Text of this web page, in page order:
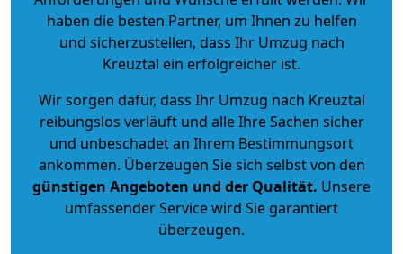
haben die besten Partner, um Ihnen zu helfen
und sicherzustellen, dass Ihr Umzug nach
Kreuztal ein erfolgreicher ist.
Wir sorgen dafür, dass Ihr Umzug nach Kreuztal
reibungslos verläuft und alle Ihre Sachen sicher
und unbeschadet an Ihrem Bestimmungsort
ankommen. Überzeugen Sie sich selbst von den
günstigen Angeboten und der Qualität. Unsere
umfassender Service wird Sie garantiert
überzeugen.